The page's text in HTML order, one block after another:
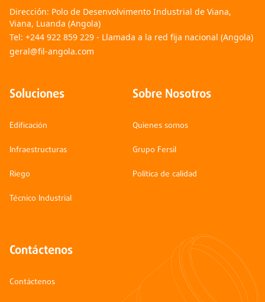
Dirección: Polo de Desenvolvimento Industrial de Viana,
Viana, Luanda (Angola)
Tel: +244 922 859 229 - Llamada a la red fija nacional (Angola)
geral@fil-angola.com
Soluciones
Edificación
Infraestructuras
Riego
Técnico Industrial
Sobre Nosotros
Quienes somos
Grupo Fersil
Política de calidad
Contáctenos
Contáctenos